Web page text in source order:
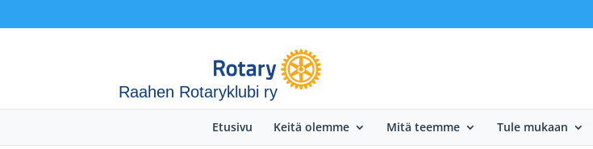
Raahen Rotaryklubi ry
Etusivu Keitä olemme Mitä teemme Tule mukaan